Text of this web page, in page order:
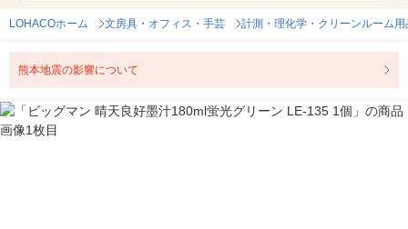
LOHACOホーム 文房具・オフィス・手芸 計測・理化学・クリーンルーム用
熊本地震の影響について